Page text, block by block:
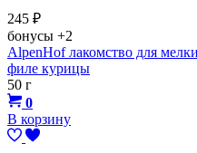
245 ₽
бонусы +2
AlpenHof лакомство для
филе курицы
50 г
0
В корзину